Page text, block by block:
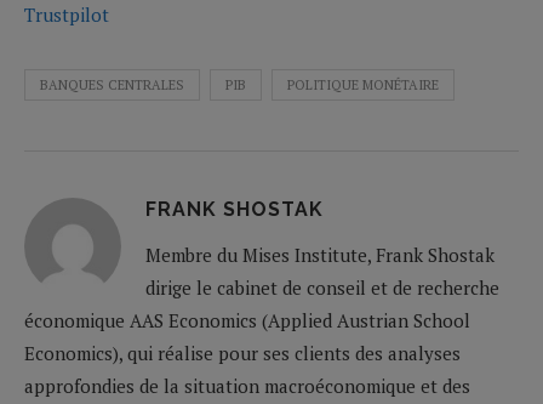
Trustpilot
BANQUES CENTRALES PIB POLITIQUE MONÉTAIRE
FRANK SHOSTAK
Membre du Mises Institute, Frank Shostak
dirige le cabinet de conseil et de recherche
économique AAS Economics (Applied Austrian School
Economics), qui réalise pour ses clients des analyses
approfondies de la situation macroéconomique et des